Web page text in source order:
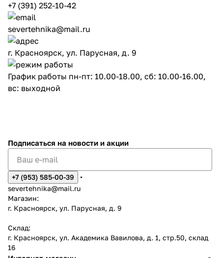
+7 (391) 252-10-42
severtehnika@mail.ru
г. Красноярск, ул. Парусная, д. 9
График работы пн-пт: 10.00-18.00, сб: 10.00-16.00,
вс: выходной
Подписаться на новости и акции
+7 (953) 585-00-39
severtehnika@mail.ru
Магазин:
г. Красноярск, ул. Парусная, д. 9
Склад:
г. Красноярск, ул. Академика Вавилова, д. 1, стр.50, склад
16